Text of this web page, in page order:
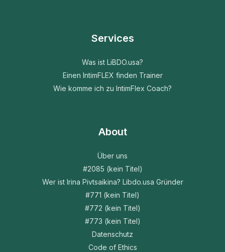
Services
Was ist LiBDO.usa?
Einen IntimFLEX finden Trainer
Wie komme ich zu IntimFlex Coach?
About
Über uns
#2085 (kein Titel)
Wer ist Irina Pivtsaikina? Libdo.usa Gründer
#771 (kein Titel)
#772 (kein Titel)
#773 (kein Titel)
Datenschutz
Code of Ethics